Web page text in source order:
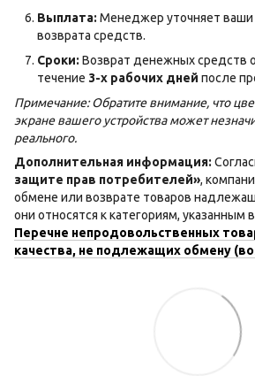
Выплата: Менеджер уточняет ваши
возврата средств.
Сроки: Возврат денежных средств
течение 3-х рабочих дней после
Примечание: Обратите внимание, что
экране вашего устройства может
реального.
Дополнительная информация:
защите прав потребителей»,
обмене или возврате товаров
они относятся к категориям,
Перечне непродовольственных
качества, не подлежащих обмену